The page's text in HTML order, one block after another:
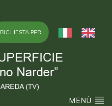
RICHIESTA PPR
MENÙ